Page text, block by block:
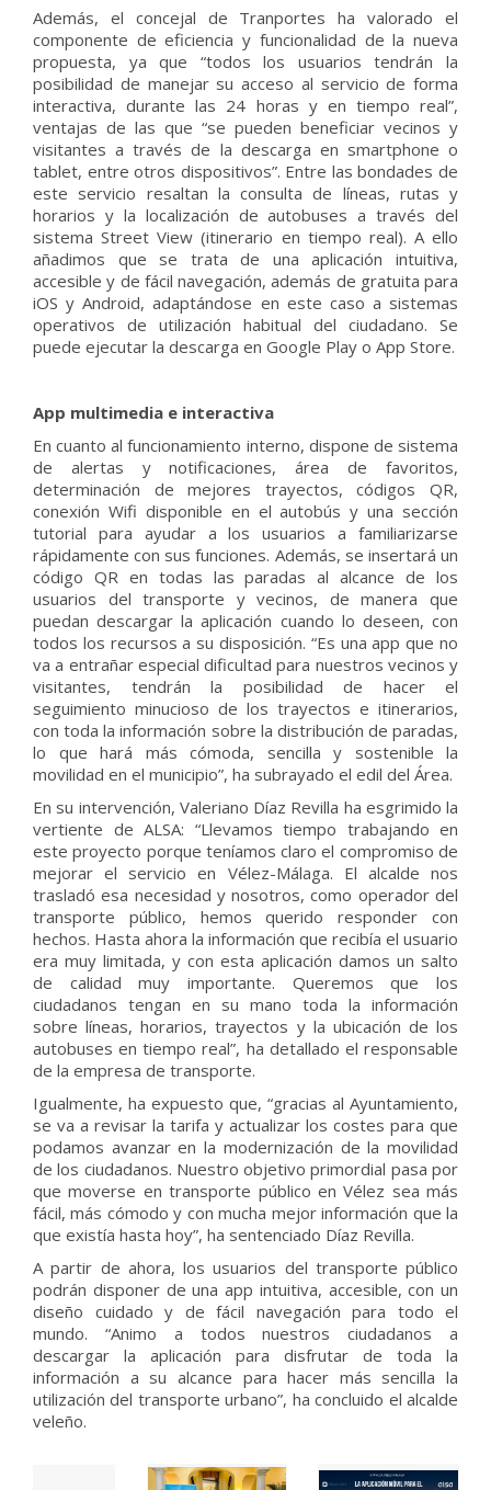
Además, el concejal de Tranportes ha valorado el
componente de eficiencia y funcionalidad de la nueva
propuesta, ya que “todos los usuarios tendrán la
posibilidad de manejar su acceso al servicio de forma
interactiva, durante las 24 horas y en tiempo real”,
ventajas de las que “se pueden beneficiar vecinos y
visitantes a través de la descarga en smartphone o
tablet, entre otros dispositivos”. Entre las bondades de
este servicio resaltan la consulta de líneas, rutas y
horarios y la localización de autobuses a través del
sistema Street View (itinerario en tiempo real). A ello
añadimos que se trata de una aplicación intuitiva,
accesible y de fácil navegación, además de gratuita para
iOS y Android, adaptándose en este caso a sistemas
operativos de utilización habitual del ciudadano. Se
puede ejecutar la descarga en Google Play o App Store.
App multimedia e interactiva
En cuanto al funcionamiento interno, dispone de sistema
de alertas y notificaciones, área de favoritos,
determinación de mejores trayectos, códigos QR,
conexión Wifi disponible en el autobús y una sección
tutorial para ayudar a los usuarios a familiarizarse
rápidamente con sus funciones. Además, se insertará un
código QR en todas las paradas al alcance de los
usuarios del transporte y vecinos, de manera que
puedan descargar la aplicación cuando lo deseen, con
todos los recursos a su disposición. “Es una app que no
va a entrañar especial dificultad para nuestros vecinos y
visitantes, tendrán la posibilidad de hacer el
seguimiento minucioso de los trayectos e itinerarios,
con toda la información sobre la distribución de paradas,
lo que hará más cómoda, sencilla y sostenible la
movilidad en el municipio”, ha subrayado el edil del Área.
En su intervención, Valeriano Díaz Revilla ha esgrimido la
vertiente de ALSA: “Llevamos tiempo trabajando en
este proyecto porque teníamos claro el compromiso de
mejorar el servicio en Vélez-Málaga. El alcalde nos
trasladó esa necesidad y nosotros, como operador del
transporte público, hemos querido responder con
hechos. Hasta ahora la información que recibía el usuario
era muy limitada, y con esta aplicación damos un salto
de calidad muy importante. Queremos que los
ciudadanos tengan en su mano toda la información
sobre líneas, horarios, trayectos y la ubicación de los
autobuses en tiempo real”, ha detallado el responsable
de la empresa de transporte.
Igualmente, ha expuesto que, “gracias al Ayuntamiento,
se va a revisar la tarifa y actualizar los costes para que
podamos avanzar en la modernización de la movilidad
de los ciudadanos. Nuestro objetivo primordial pasa por
que moverse en transporte público en Vélez sea más
fácil, más cómodo y con mucha mejor información que la
que existía hasta hoy”, ha sentenciado Díaz Revilla.
A partir de ahora, los usuarios del transporte público
podrán disponer de una app intuitiva, accesible, con un
diseño cuidado y de fácil navegación para todo el
mundo. “Animo a todos nuestros ciudadanos a
descargar la aplicación para disfrutar de toda la
información a su alcance para hacer más sencilla la
utilización del transporte urbano”, ha concluido el alcalde
veleño.